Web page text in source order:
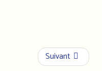
Suivant